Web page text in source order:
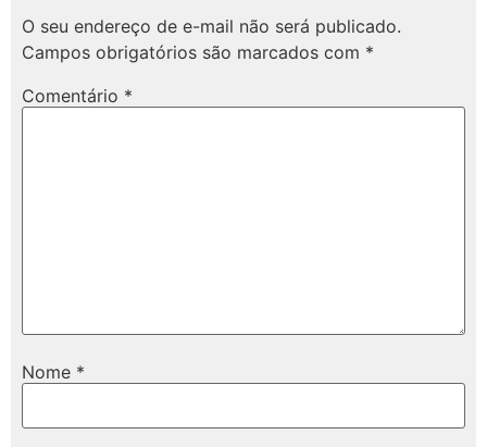
O seu endereço de e-mail não será publicado.
Campos obrigatórios são marcados com *
Comentário *
Nome *